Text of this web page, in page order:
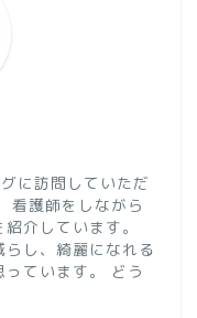
に訪問していただ
看護師をしながら
介しています。
し、綺麗になれる
ています。 どう